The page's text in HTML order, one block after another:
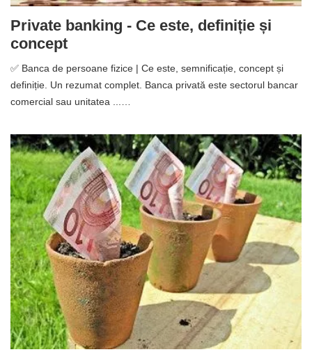
Private banking - Ce este, definiție și
concept
✅ Banca de persoane fizice | Ce este, semnificație, concept și
definiție. Un rezumat complet. Banca privată este sectorul bancar
comercial sau unitatea ...…